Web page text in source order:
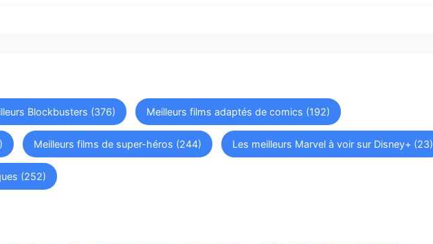
Blockbusters (376) Meilleurs films adaptés de comics (192)
Meilleurs films de super-héros (244) Les meilleurs Marvel à voir sur Disney+ (23)
(252)